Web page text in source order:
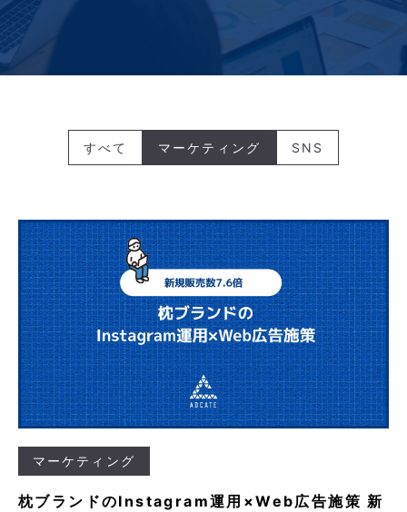
すべて マーケティング SNS
マーケティング
枕ブランドのInstagram運用×Web広告施策 新